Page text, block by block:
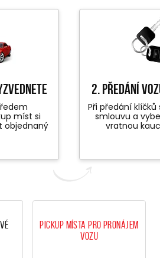
míst si
objednaný
2. předání
Při předání
smlouvu a
vratnou
Pickup místa pro pronájem
vozu